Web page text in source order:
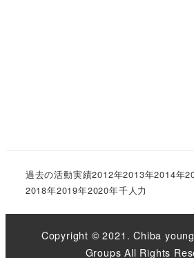
過去の活動実績2012年2013年2014年
2018年2019年2020年千人力
Copyright © 2021. Chiba
Groups All Rights